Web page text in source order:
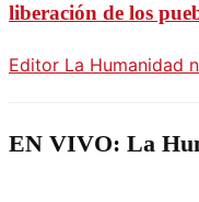
liberación de los
Editor La Humanidad
EN VIVO: La